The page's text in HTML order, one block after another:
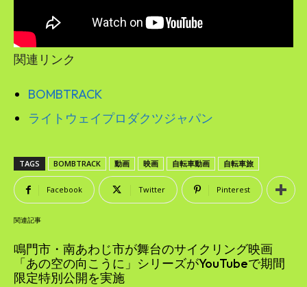
関連リンク
BOMBTRACK
ライトウェイプロダクツジャパン
TAGS BOMBTRACK 動画 映画 自転車動画 自転車旅
Facebook Twitter Pinterest
関連記事
鳴門市・南あわじ市が舞台のサイクリング映画
「あの空の向こうに」シリーズがYouTubeで期間
限定特別公開を実施